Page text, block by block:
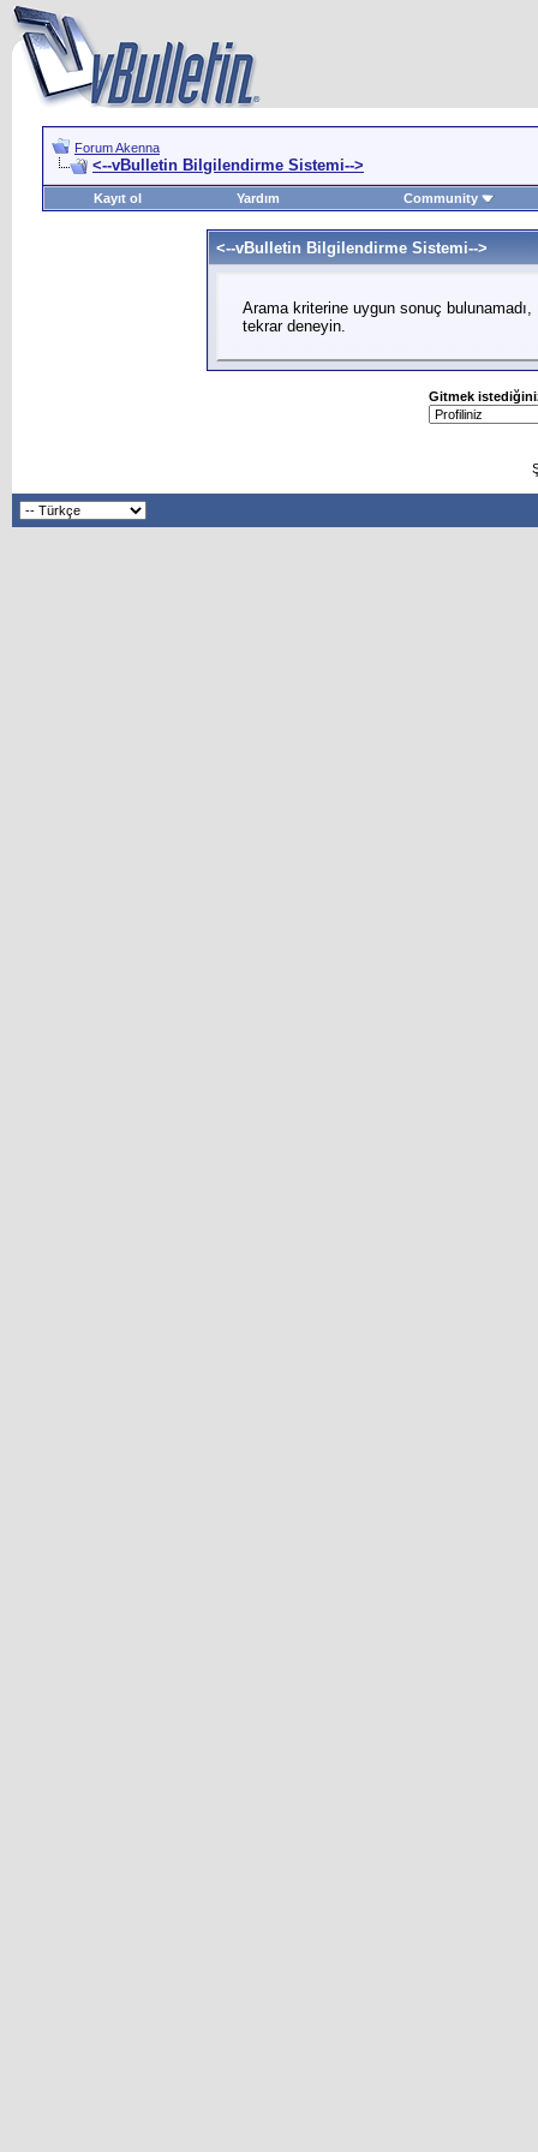
Forum Akenna
<--vBulletin Bilgilendirme Sistemi-->
Kayıt ol Yardım Community
<--vBulletin Bilgilendirme Sistemi-->
Arama kriterine uygun sonuç
tekrar deneyin.
Gitmek